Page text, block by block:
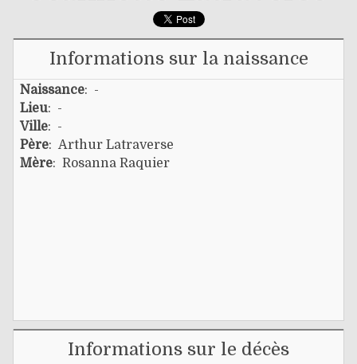
Informations sur la naissance
Naissance: -
Lieu: -
Ville: -
Père: Arthur Latraverse
Mère: Rosanna Raquier
Informations sur le décès